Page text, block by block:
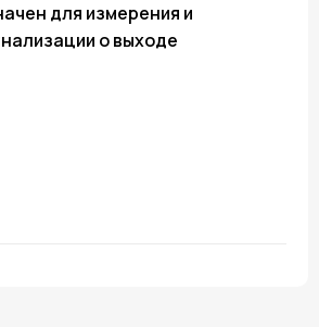
для измерения и
о выходе